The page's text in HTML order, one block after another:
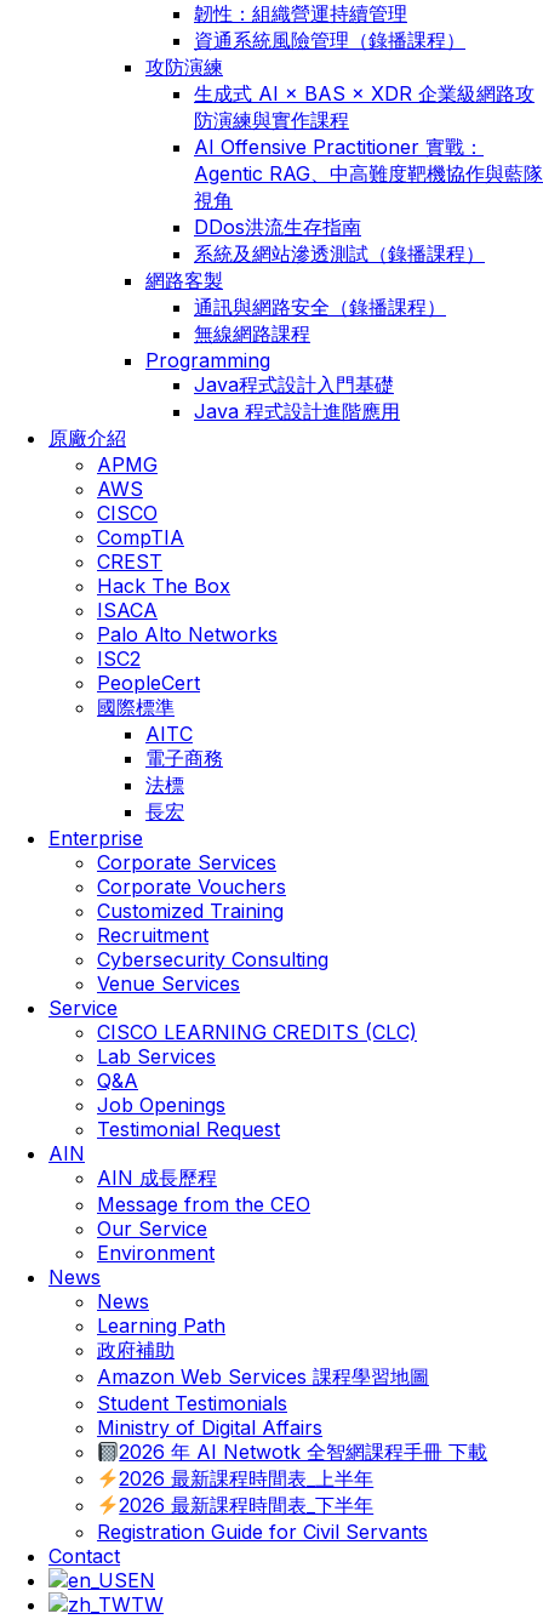
韌性：組織營運持續管理
資通系統風險管理（錄播課程）
攻防演練
生成式 AI × BAS × XDR 企業級網路攻
防演練與實作課程
AI Offensive Practitioner 實戰：
Agentic RAG、中高難度靶機協作與藍隊
視角
DDos洪流生存指南
系統及網站滲透測試（錄播課程）
網路客製
通訊與網路安全（錄播課程）
無線網路課程
Programming
Java程式設計入門基礎
Java 程式設計進階應用
原廠介紹
APMG
AWS
CISCO
CompTIA
CREST
Hack The Box
ISACA
Palo Alto Networks
ISC2
PeopleCert
國際標準
AITC
電子商務
法標
長宏
Enterprise
Corporate Services
Corporate Vouchers
Customized Training
Recruitment
Cybersecurity Consulting
Venue Services
Service
CISCO LEARNING CREDITS (CLC)
Lab Services
Q&A
Job Openings
Testimonial Request
AIN
AIN 成長歷程
Message from the CEO
Our Service
Environment
News
News
Learning Path
政府補助
Amazon Web Services 課程學習地圖
Student Testimonials
Ministry of Digital Affairs
2026 年 AI Netwotk 全智網課程手冊 下載
2026 最新課程時間表_上半年
2026 最新課程時間表_下半年
Registration Guide for Civil Servants
Contact
EN
TW